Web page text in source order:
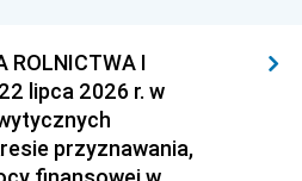
ROLNICTWA I
lipca 2026 r. w
przyznawania,